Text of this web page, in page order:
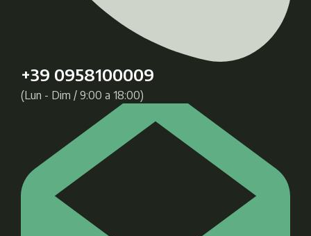
+39 0958100009
(Lun - Dim / 9:00 a 18:00)